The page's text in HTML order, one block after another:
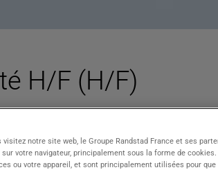
H/F (H/F)
spécialisée dans la mécanique de
secteurs exigeants (aéronautique,
Contrôleur(se) Qualité pour renforcer ses
visitez notre site web, le Groupe Randstad France et ses
votre navigateur, principalement sous la forme de
ou votre appareil, et sont principalement utilisées pour